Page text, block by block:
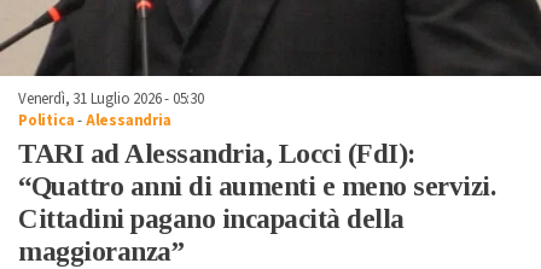
Venerdì, 31 Luglio 2026 - 05:30
Politica-Alessandria
TARI ad Alessandria, Locci (FdI):
“Quattro anni di aumenti e meno servizi.
Cittadini pagano incapacità della
maggioranza”